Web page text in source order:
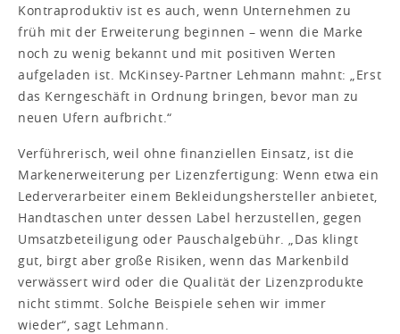
Kontraproduktiv ist es auch, wenn Unternehmen zu
früh mit der Erweiterung beginnen – wenn die Marke
noch zu wenig bekannt und mit positiven Werten
aufgeladen ist. McKinsey-Partner Lehmann mahnt: „Erst
das Kerngeschäft in Ordnung bringen, bevor man zu
neuen Ufern aufbricht.“
Verführerisch, weil ohne finanziellen Einsatz, ist die
Markenerweiterung per Lizenzfertigung: Wenn etwa ein
Lederverarbeiter einem Bekleidungshersteller anbietet,
Handtaschen unter dessen Label herzustellen, gegen
Umsatzbeteiligung oder Pauschalgebühr. „Das klingt
gut, birgt aber große Risiken, wenn das Markenbild
verwässert wird oder die Qualität der Lizenzprodukte
nicht stimmt. Solche Beispiele sehen wir immer
wieder“, sagt Lehmann.